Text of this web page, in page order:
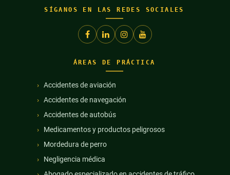
SÍGANOS EN LAS REDES SOCIALES
ÁREAS DE PRÁCTICA
Accidentes de aviación
Accidentes de navegación
Accidentes de autobús
Medicamentos y productos peligrosos
Mordedura de perro
Negligencia médica